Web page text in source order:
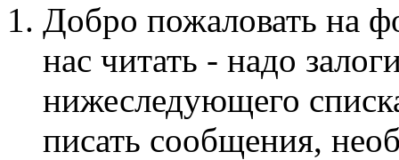
Добро пожаловать на
нас читать - надо
нижеследующего
писать сообщения,